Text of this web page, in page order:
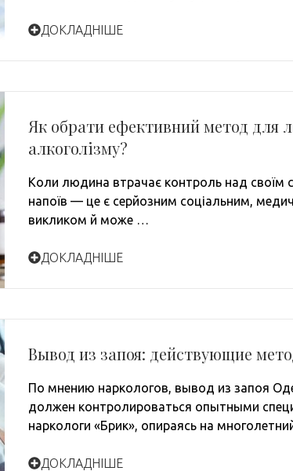
ДОКЛАДНІШЕ
Як обрати ефективний метод для
алкоголізму?
Коли людина втрачає контроль над своїм
напоїв — це є серйозним соціальним,
викликом й може …
ДОКЛАДНІШЕ
Вывод из запоя: действующие
По мнению наркологов, вывод из запоя
должен контролироваться опытными
наркологи «Брик», опираясь на
ДОКЛАДНІШЕ